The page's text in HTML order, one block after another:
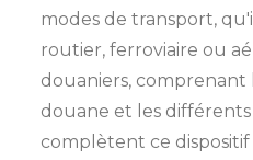
modes de transport,
routier, ferroviaire ou
douaniers, comprenant
douane et les différents
complètent ce